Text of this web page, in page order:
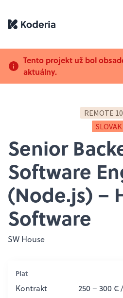
Tento projekt už bol
aktuálny.
REMOTE
SLOVAK
Senior
Software
(Node.js) –
Software
SW House
Plat
Kontrakt 250 – 300 €